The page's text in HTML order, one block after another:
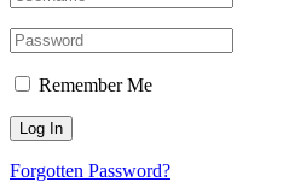
Remember Me
Forgotten Password?